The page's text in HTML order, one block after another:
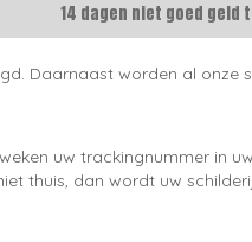
14 dagen niet goed geld
Daarnaast worden al onze
uw trackingnummer in
thuis, dan wordt uw